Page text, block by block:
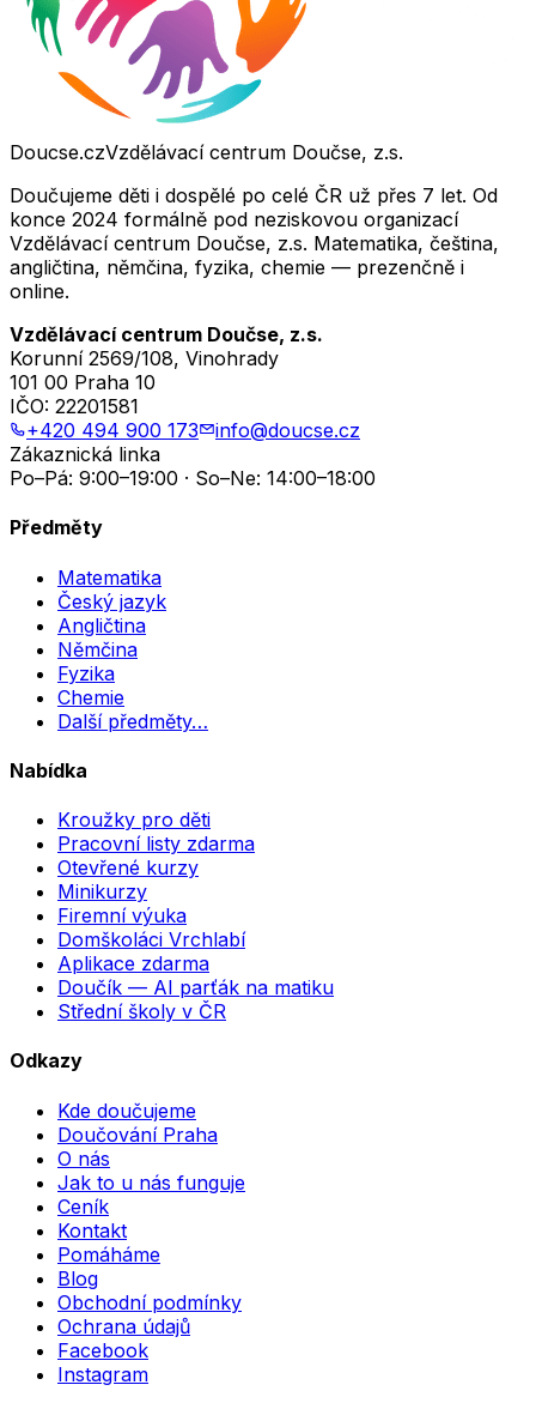
Doucse.czVzdělávací centrum Doučse, z.s.
Doučujeme děti i dospělé po celé ČR už přes 7 let. Od
konce 2024 formálně pod neziskovou organizací
Vzdělávací centrum Doučse, z.s. Matematika, čeština,
angličtina, němčina, fyzika, chemie — prezenčně i
online.
Vzdělávací centrum Doučse, z.s.
Korunní 2569/108, Vinohrady
101 00 Praha 10
IČO: 22201581
+420 494 900 173
info@doucse.cz
Zákaznická linka
Po–Pá: 9:00–19:00 · So–Ne: 14:00–18:00
Předměty
Matematika
Český jazyk
Angličtina
Němčina
Fyzika
Chemie
Další předměty…
Nabídka
Kroužky pro děti
Pracovní listy zdarma
Otevřené kurzy
Minikurzy
Firemní výuka
Domškoláci Vrchlabí
Aplikace zdarma
Doučík — AI parťák na matiku
Střední školy v ČR
Odkazy
Kde doučujeme
Doučování Praha
O nás
Jak to u nás funguje
Ceník
Kontakt
Pomáháme
Blog
Obchodní podmínky
Ochrana údajů
Facebook
Instagram